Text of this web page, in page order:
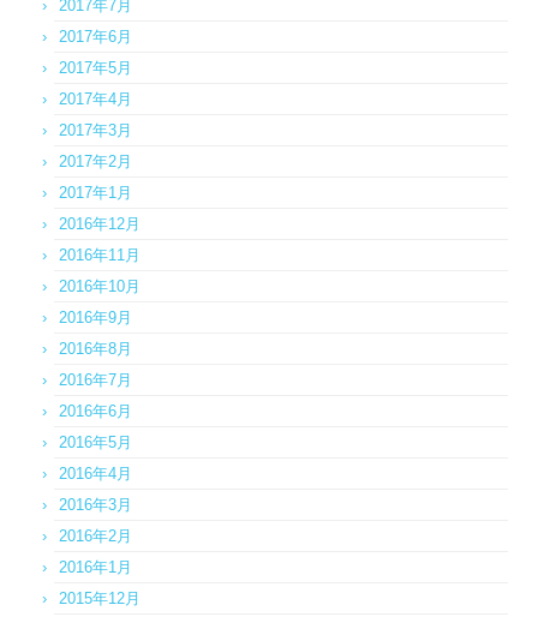
2017年7月
2017年6月
2017年5月
2017年4月
2017年3月
2017年2月
2017年1月
2016年12月
2016年11月
2016年10月
2016年9月
2016年8月
2016年7月
2016年6月
2016年5月
2016年4月
2016年3月
2016年2月
2016年1月
2015年12月